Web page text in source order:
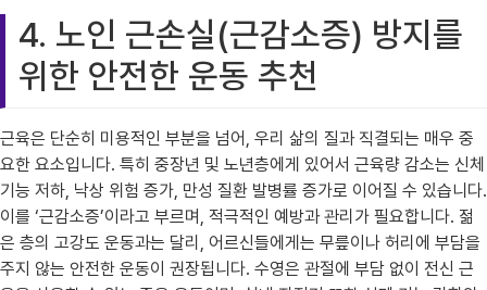
4. 노인 근손실(근감소증) 방지를
위한 안전한 운동 추천
근육은 단순히 미용적인 부분을 넘어, 우리 삶의 질과 직결되는 매우 중
요한 요소입니다. 특히 중장년 및 노년층에게 있어서 근육량 감소는 신체
기능 저하, 낙상 위험 증가, 만성 질환 발병률 증가로 이어질 수 있습니다.
이를 ‘근감소증’이라고 부르며, 적극적인 예방과 관리가 필요합니다. 젊
은 층의 고강도 운동과는 달리, 어르신들에게는 무릎이나 허리에 부담을
주지 않는 안전한 운동이 권장됩니다. 수영은 관절에 부담 없이 전신 근